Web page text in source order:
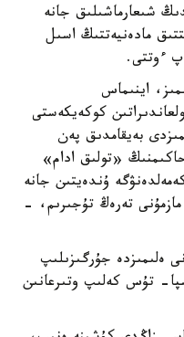
شىعارماشىلىق جانە
مادەنيەتتىڭ اسىل
ءوتتى.
اينىماس
كوكەيكەستى
بەيقامدىق پەن
حاكىمنىڭ «تولىق ادام»
ۇندەيتىن جانە
تەرەڭ تۇجىرىم، -
ەلىمىزدە جۇرگىزىلىپ
تۇس كەلىپ وتىرعانىن